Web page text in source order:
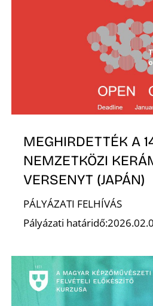
MEGHIRDETTÉK A
NEMZETKÖZI
VERSENYT (JAPÁN)
PÁLYÁZATI FELHÍVÁS
Pályázati